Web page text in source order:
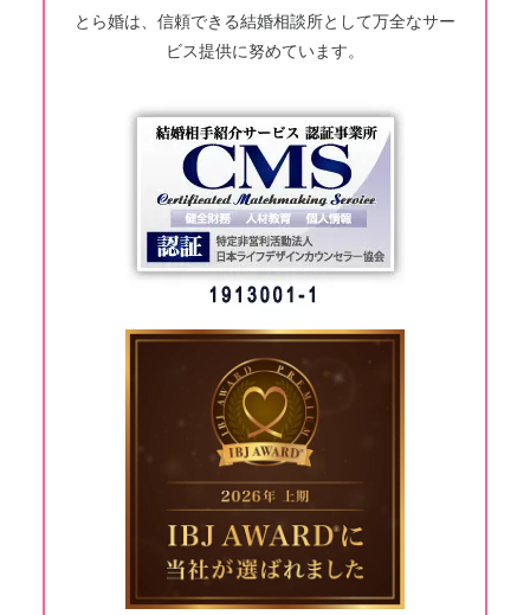
とら婚は、信頼できる結婚相談所として万全なサー
ビス提供に努めています。